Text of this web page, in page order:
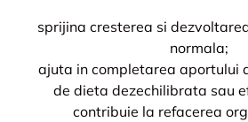
sprijina cresterea si
normala;
ajuta in completarea aportului
de dieta dezechilibrata sau
contribuie la refacerea